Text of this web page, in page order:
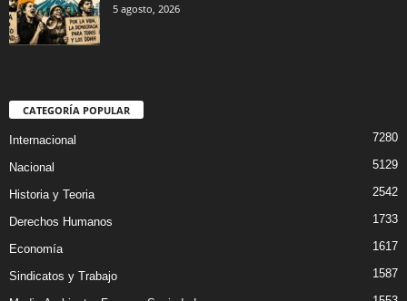
5 agosto, 2026
CATEGORÍA POPULAR
Internacional 7280
Nacional 5129
Historia y Teoria 2542
Derechos Humanos 1733
Economía 1617
Sindicatos y Trabajo 1587